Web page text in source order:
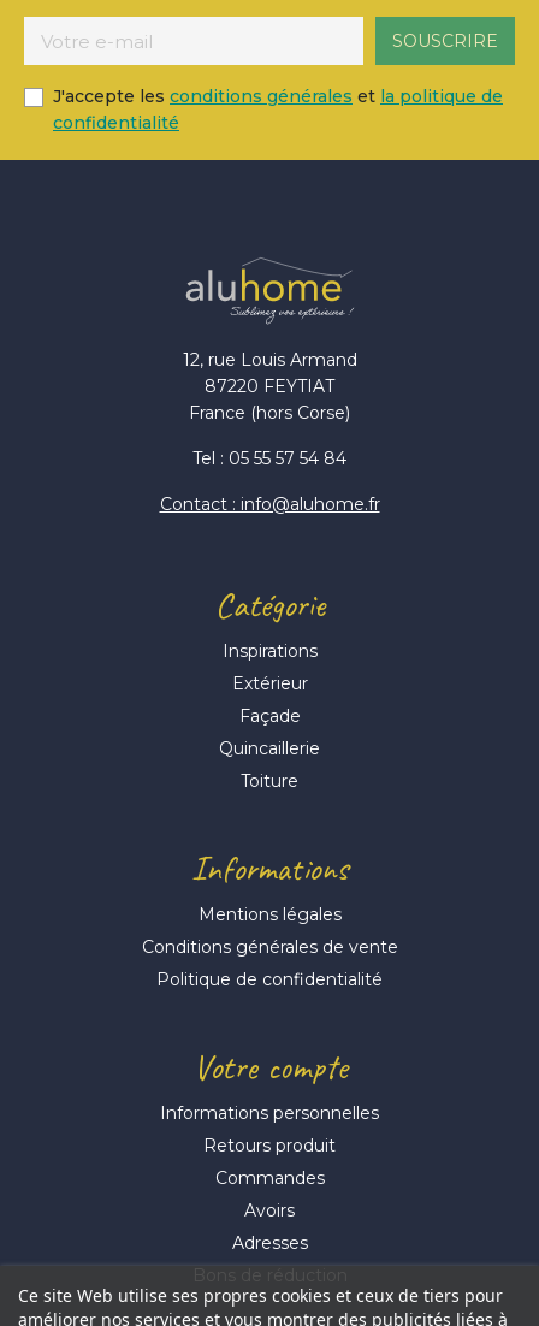
J'accepte les conditions générales et la politique de
confidentialité
12, rue Louis Armand
87220 FEYTIAT
France (hors Corse)
Tel : 05 55 57 54 84
Contact : info@aluhome.fr
Votre compte
Informations personnelles
Retours produit
Commandes
Avoirs
Adresses
Catégorie
Inspirations
Extérieur
Façade
Quincaillerie
Toiture
Informations
Mentions légales
Conditions générales de vente
Politique de confidentialité
Ce site Web utilise ses propres cookies et ceux de tiers pour
améliorer nos services et vous montrer des publicités liées à